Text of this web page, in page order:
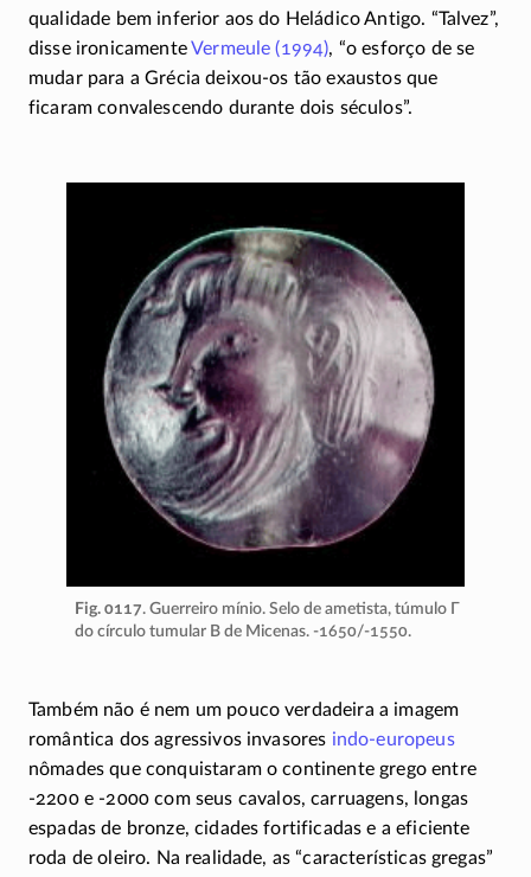
qualidade bem inferior aos do Heládico Antigo. “Talvez”,
disse ironicamenteVermeule (1994), “o esforço de se
mudar para a Gréciadeixou-os tão exaustos que
ficaram convalescendo durante dois séculos”.
Fig. 0117. Guerreiro mínio. Selo de ametista, túmulo Γ
do círculo tumular B de Micenas. -1650/-1550.
Também não é nem um pouco verdadeira a imagem
romântica dos agressivos invasores indo-europeus
nômades que conquistaram o continente grego entre
-2200e -2000 com seus cavalos, carruagens, longas
espadas de bronze, cidades fortificadas e a eficiente
roda de oleiro. Na realidade, as “características gregas”